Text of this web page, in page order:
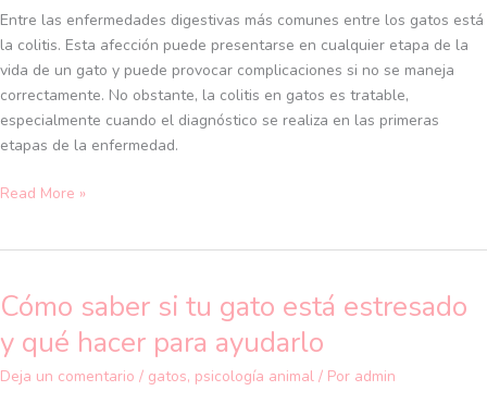
Entre las enfermedades digestivas más comunes entre los gatos está
la colitis. Esta afección puede presentarse en cualquier etapa de la
vida de un gato y puede provocar complicaciones si no se maneja
correctamente. No obstante, la colitis en gatos es tratable,
especialmente cuando el diagnóstico se realiza en las primeras
etapas de la enfermedad.
gatos
y
cómo
tratarla
Read More »
Cómo saber si tu gato está estresado
y qué hacer para ayudarlo
Deja un comentario / gatos, psicología animal / Por admin
Cómo
si
tu